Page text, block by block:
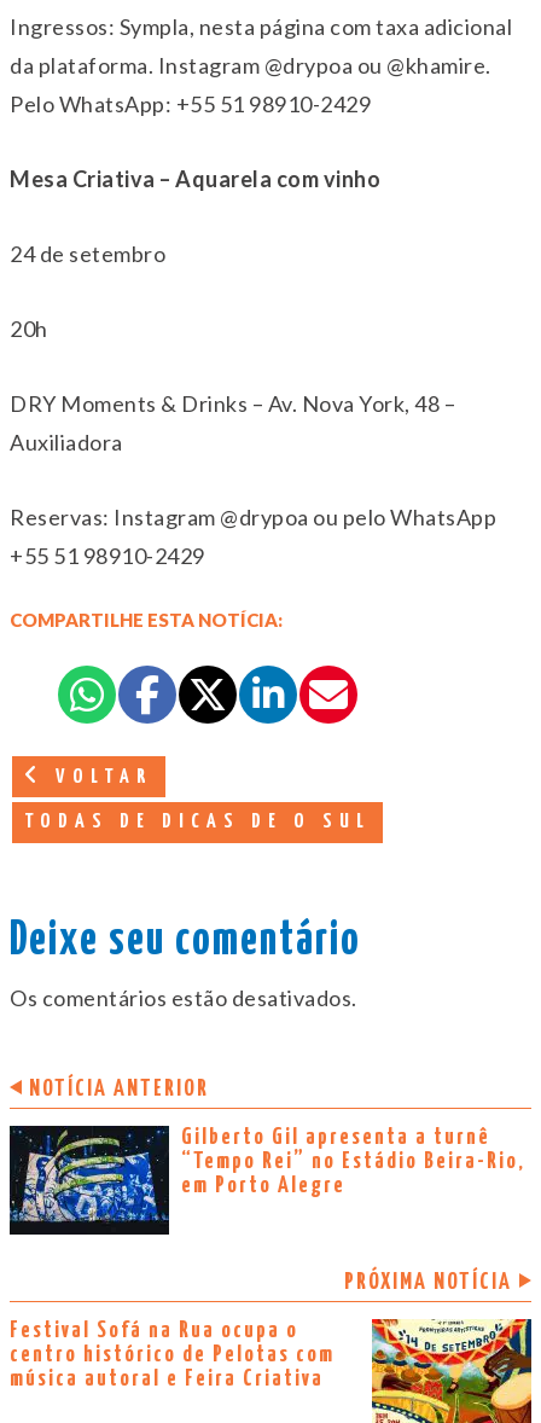
Ingressos: Sympla, nesta página com taxa adicional
da plataforma. Instagram @drypoa ou @khamire.
Pelo WhatsApp: +55 51 98910-2429
Mesa Criativa – Aquarela com vinho
24 de setembro
20h
DRY Moments & Drinks – Av. Nova York, 48 –
Auxiliadora
Reservas: Instagram @drypoa ou pelo WhatsApp
+55 51 98910-2429
COMPARTILHE ESTA NOTÍCIA:
VOLTAR
TODAS DE DICAS DE O SUL
Deixe seu comentário
Os comentários estão desativados.
NOTÍCIA ANTERIOR
Gilberto Gil apresenta a turnê
“Tempo Rei” no Estádio Beira-Rio,
em Porto Alegre
PRÓXIMA NOTÍCIA
Festival Sofá na Rua ocupa o
centro histórico de Pelotas com
música autoral e Feira Criativa